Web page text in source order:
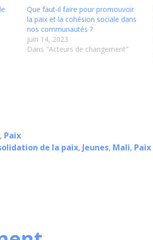
Que faut-il faire pour promouvoir
la paix et la cohésion sociale dans
nos communautés ?
juin 14, 2023
Dans "Acteurs de changement"
, Paix
de la paix, Jeunes, Mali, Paix